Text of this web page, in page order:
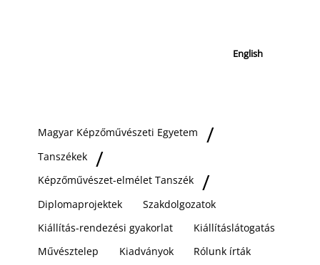
English
Magyar Képzőművészeti Egyetem
Tanszékek
Képzőművészet-elmélet Tanszék
Diplomaprojektek
Szakdolgozatok
Kiállítás-rendezési gyakorlat
Kiállításlátogatás
Művésztelep
Kiadványok Rólunk írták